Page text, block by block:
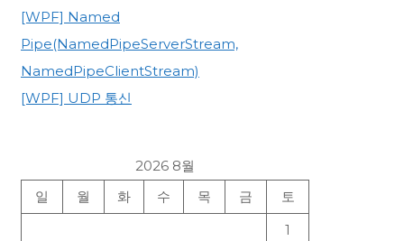
[WPF] Named
Pipe(NamedPipeServerStream,
NamedPipeClientStream)
[WPF] UDP 통신
2026 8월
일
월 화 수 목 금
토
1